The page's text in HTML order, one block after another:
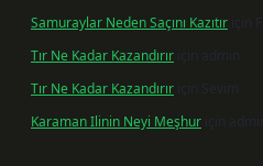
Samuraylar Neden Saçını Kazıtır için
Tır Ne Kadar Kazandırır için
admin
Tır Ne Kadar Kazandırır için Sevim
Karaman Ilinin Neyi Meşhur için admin